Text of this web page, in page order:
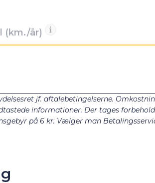
(km./år)
jf. aftalebetingelserne.
informationer. Der tages
på 6 kr. Vælger man